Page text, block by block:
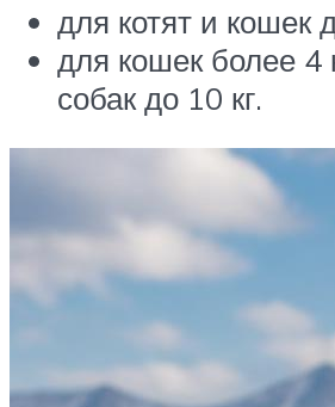
для котят и кошек
для кошек более 4
собак до 10 кг.